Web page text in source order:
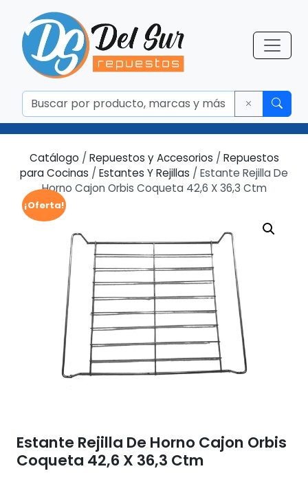
¡Oferta!
Catálogo / Repuestos y Accesorios / Repuestos
para Cocinas / Estantes Y Rejillas / Estante Rejilla De
Horno Cajon Orbis Coqueta 42,6 X 36,3 Ctm
Estante Rejilla De Horno Cajon Orbis
Coqueta 42,6 X 36,3 Ctm